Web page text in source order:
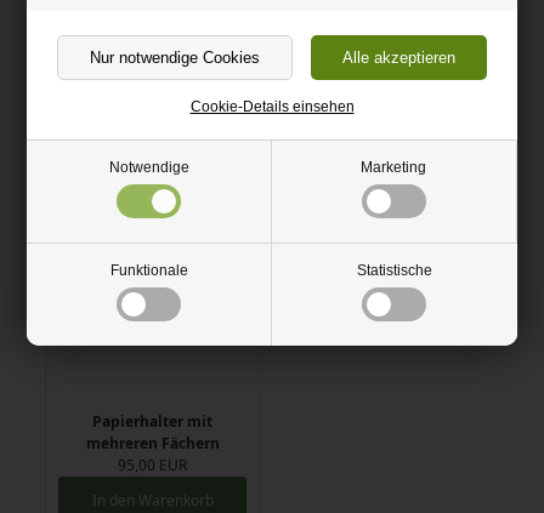
Notwendige Marketing
Funktionale Statistische
Cookie-Details einsehen
Papierhalter mit
mehreren Fächern
In den Warenkorb
Papierhalter mit
mehreren Fächern
Hier bestellen
Papierhalter mit
mehreren Fächern
95,00 EUR
In den Warenkorb